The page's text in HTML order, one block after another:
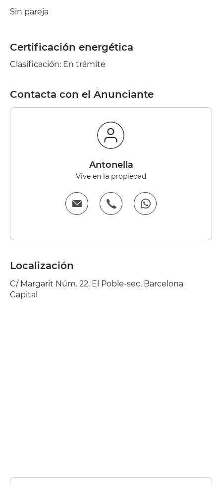
Sin pareja
Certificación energética
Clasificación: En trámite
Contacta con el Anunciante
antonella
Vive en la propiedad
Localización
C/ Margarit Núm. 22, El Poble-sec, Barcelona
Capital